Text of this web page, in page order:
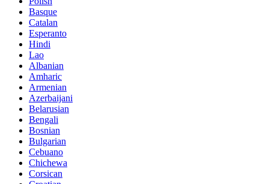
Basque
Catalan
Esperanto
Hindi
Lao
Albanian
Amharic
Armenian
Azerbaijani
Belarusian
Bengali
Bosnian
Bulgarian
Cebuano
Chichewa
Corsican